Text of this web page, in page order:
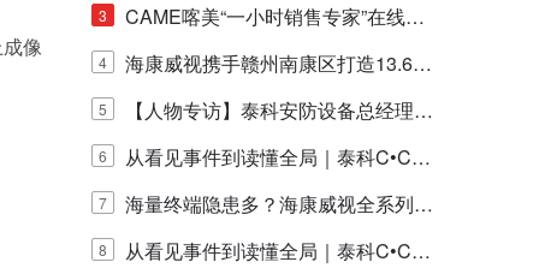
像
脑机技术商业化生态新路径
3
CAME喀美“一小时销售专家”在线赋
能培训正式启动！
4
海康威视携手赣州南康区打造13.6公
里绿波网
5
【人物专访】泰科安防设备总经理张
宁解码安防出海新范式
6
从看见事件到读懂全局｜泰科C•CUR
E IQ 3.20开启安防运营智能新时代
7
海量终端隐患多？海康威视全系列物
联安全产品，四层守护更放心！
8
从看见事件到读懂全局｜泰科C•CUR